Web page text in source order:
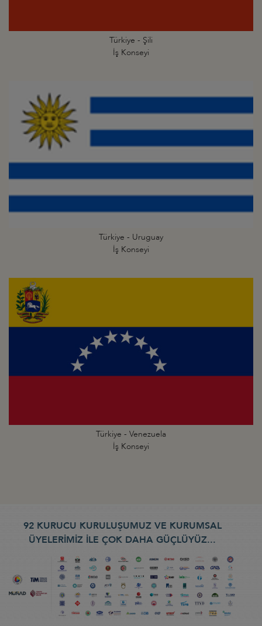
Türkiye - Şili
İş Konseyi
Türkiye - Uruguay
İş Konseyi
Türkiye - Venezuela
İş Konseyi
92 KURUCU KURULUŞUMUZ VE KURUMSAL
ÜYELERİMİZ İLE ÇOK DAHA GÜÇLÜYÜZ...